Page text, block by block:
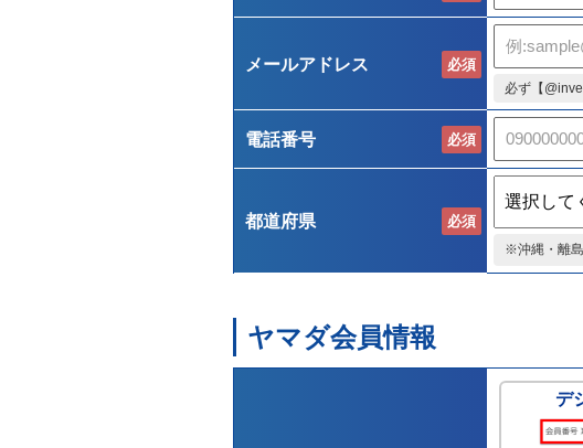
メールアドレス 必須
必ず【
電話番号 必須
都道府県 必須
※沖縄・離島
ヤマダ会員情報
デ